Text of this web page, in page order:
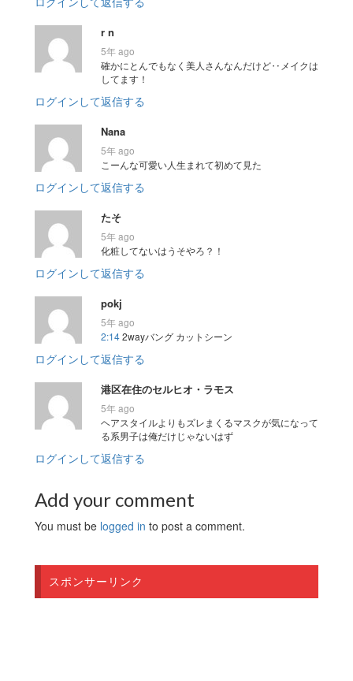
r n
5年 ago
確かにとんでもなく美人さんなんだけど‥メイクは
してます！
ログインして返信する
Nana
5年 ago
こーんな可愛い人生まれて初めて見た
ログインして返信する
たそ
5年 ago
化粧してないはうそやろ？！
ログインして返信する
pokj
5年 ago
2:142wayバング カットシーン
ログインして返信する
港区在住のセルヒオ・ラモス
5年 ago
ヘアスタイルよりもズレまくるマスクが気になって
る系男子は俺だけじゃないはず
ログインして返信する
Add your comment
You must be logged in to post a comment.
スポンサーリンク